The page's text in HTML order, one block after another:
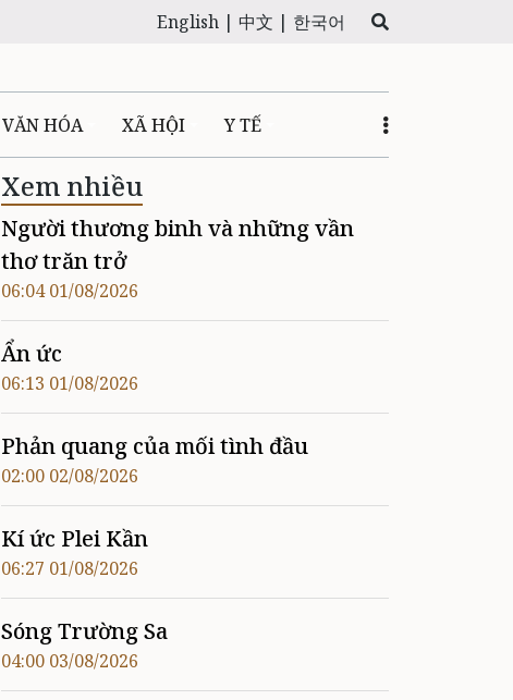
English | 中文 | 한국어
VĂN HÓA XÃ HỘI Y TẾ
Xem nhiều
Người thương binh và những vần
thơ trăn trở
06:04 01/08/2026
Ẩn ức
06:13 01/08/2026
Phản quang của mối tình đầu
02:00 02/08/2026
Kí ức Plei Kần
06:27 01/08/2026
Sóng Trường Sa
04:00 03/08/2026